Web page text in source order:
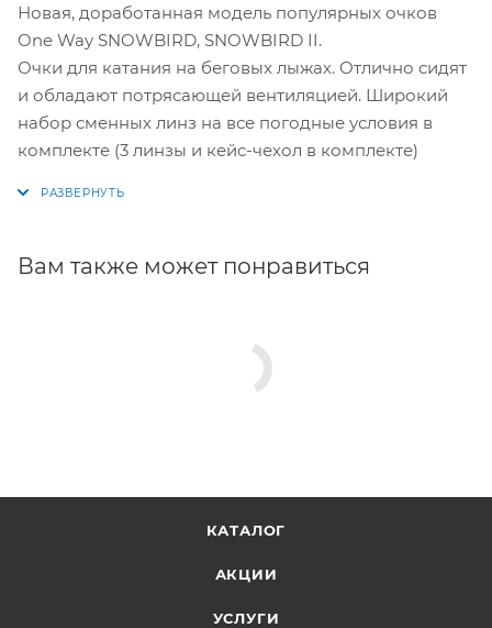
Новая, доработанная модель популярных очков
One Way SNOWBIRD, SNOWBIRD II.
Очки для катания на беговых лыжах. Отлично сидят
и обладают потрясающей вентиляцией. Широкий
набор сменных линз на все погодные условия в
комплекте (3 линзы и кейс-чехол в комплекте)
Вам также может понравиться
КАТАЛОГ
АКЦИИ
УСЛУГИ